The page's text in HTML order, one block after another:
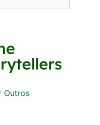
Outros